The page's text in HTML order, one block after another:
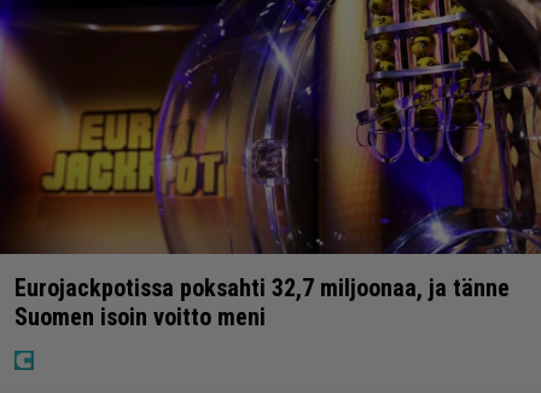
Eurojackpotissa poksahti 32,7 miljoonaa, ja tänne
Suomen isoin voitto meni